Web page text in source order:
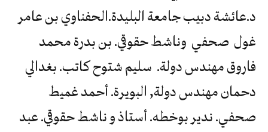
د.عائشة دبيب جامعة البليدة.الحفناوي بن عامر
غول صحفي وناشط حقوقي. بن بدرة محمد
فاروق مهندس دولة. سليم شتوح كاتب. بغدالي
دحمان مهندس دولة, البويرة. أحمد غميط
صحفي. ندير بوخطه. أستاذ و ناشط حقوقي. عبد